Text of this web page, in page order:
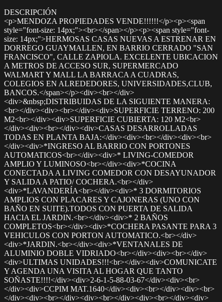
DESCRIPCIÓN
<p>MENDOZA PROPIEDADES VENDE!!!!!!</p><p><span
style="font-size: 14px;"><br></span></p><p><span style="font-
size: 14px;">HERMOSAS CASAS NUEVAS A ESTRENAR EN
DORREGO GUAYMALLEN, EN BARRIO CERRADO "SAN
FRANCISCO", CALLE ZAPIOLA. EXCELENTE UBICACION
A METROS DE ACCESO SUR, SUPERMERCADO
WALMART Y MALL LA BARRACA A CUADRAS,
COLEGIOS EN ALREDEDORES, UNIVERSIDADES,CLUB,
BANCOS.</span></p><div><br></div>
<div>&nbsp;DISTRIBUIDAS DE LA SIGUIENTE MANERA:
<br></div><div><br></div><div>SUPERFICIE TERRENO: 200
M2<br></div><div>SUPERFICIE CUBIERTA: 120 M2<br>
</div><div><br></div><div>CASAS DESARROLLADAS
TODAS EN PLANTA BAJA:</div><div><br></div><div><br>
</div><div>*INGRESO AL BARRIO CON PORTONES
AUTOMATICOS<br></div><div>* LIVING-COMEDOR
AMPLIO Y LUMINOSO<br></div><div>*COCINA
CONECTADA A LIVING COMEDOR CON DESAYUNADOR
Y SALIDA A PATIO/ COCHERA.<br></div>
<div>*LAVANDERÍA<br></div><div>* 3 DORMITORIOS
AMPLIOS CON PLACARES Y CAJONERAS (UNO CON
BAÑO EN SUITE).TODOS CON PUERTA DE SALIDA
HACIA EL JARDIN.<br></div><div>* 2 BAÑOS
COMPLETOS<br></div><div>*COCHERA PASANTE PARA 3
VEHICULOS CON PORTON AUTOMATICO.<br></div>
<div>*JARDIN.<br></div><div>*VENTANALES DE
ALUMINIO DOBLE VIDRIADO<br></div><div><br></div>
<div>ULTIMAS UNIDADES!!!<br></div><div>COMUNICATE
Y AGENDA UNA VISITA AL HOGAR QUE TANTO
SOÑASTE!!!!</div><div>2-6-1-5-88-03-67</div><div><br>
</div><div>CCPIM MAT.1640</div><div><br></div><div><br>
</div><div><br></div><div><br></div><div><br></div><div>